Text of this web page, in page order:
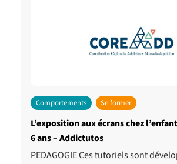
Comportements Se former
L’exposition aux écrans chez
6 ans – Addictutos
PEDAGOGIE Ces tutoriels sont